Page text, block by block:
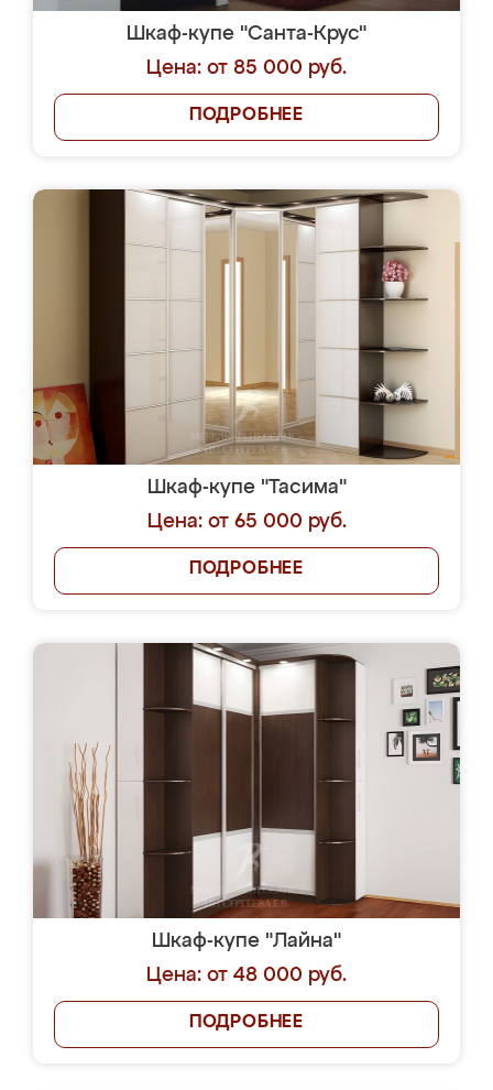
Шкаф-купе "Санта-Крус"
Цена: от 85 000 руб.
ПОДРОБНЕЕ
Шкаф-купе "Тасима"
Цена: от 65 000 руб.
ПОДРОБНЕЕ
Шкаф-купе "Лайна"
Цена: от 48 000 руб.
ПОДРОБНЕЕ